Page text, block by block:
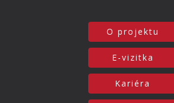
O projektu
E-vizitka
Kariéra